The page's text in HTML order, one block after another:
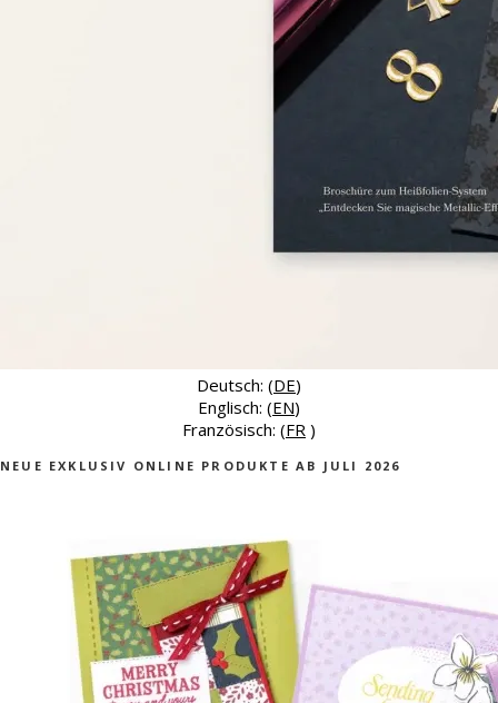
Deutsch: (DE)
Englisch: (EN)
Französisch: (FR )
NEUE EXKLUSIV ONLINE PRODUKTE AB JULI 2026